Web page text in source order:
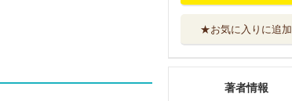
★お気に入りに追加
著者情報